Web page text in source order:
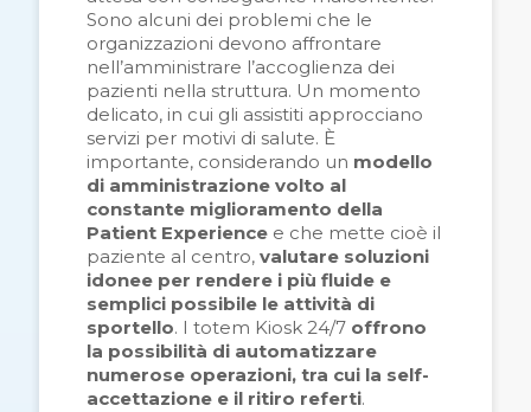
Sono alcuni dei problemi che le
organizzazioni devono affrontare
nell’amministrare l’accoglienza dei
pazienti nella struttura. Un momento
delicato, in cui gli assistiti approcciano
servizi per motivi di salute. È
importante, considerando un modello
di amministrazione volto al
constante miglioramento della
Patient Experience e che mette cioè il
paziente al centro, valutare soluzioni
idonee per rendere i più fluide e
semplici possibile le attività di
sportello. I totem Kiosk 24/7 offrono
la possibilità di automatizzare
numerose operazioni, tra cui la self-
accettazione e il ritiro referti.